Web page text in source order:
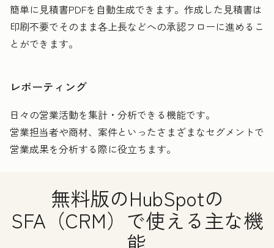
簡単に見積書PDFを自動生成できます。作成した見積書は
印刷不要でそのまま各上長などへの承認フローに進めるこ
とができます。
レポーティング
日々の営業活動を集計・分析できる機能です。
営業担当者や商材、案件といったさまざまなセグメントで
営業成果を分析する際に役立ちます。
無料版のHubSpotの
SFA（CRM）で使える主な機
能